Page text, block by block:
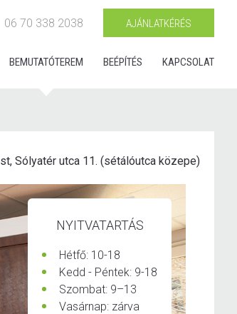
06 70 338 2038 AJÁNLATKÉRÉS
BEMUTATÓTEREM BEÉPÍTÉS KAPCSOLAT
Sólyatér utca 11. (sétálóutca közepe)
NYITVATARTÁS
Hétfő: 10-18
Kedd - Péntek: 9-18
Szombat: 9–13
Vasárnap: zárva